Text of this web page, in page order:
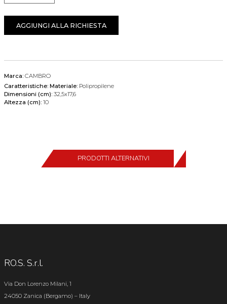
AGGIUNGI ALLA RICHIESTA
Marca: CAMBRO
Caratteristiche: Materiale: Polipropilene
Dimensioni (cm): 32,5x17,6
Altezza (cm): 10
PRODOTTI ALTERNATIVI
RO.S. S.r.l.
Via Don Lorenzo Milani, 1
24050 Zanica (Bergamo) – Italy